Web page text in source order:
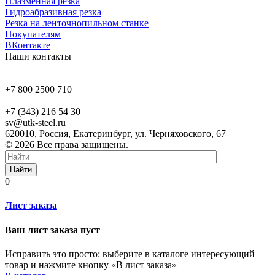
Гидроабразивная резка
Резка на ленточнопильном станке
Покупателям
ВКонтакте
Наши контакты
+7 800 2500 710
+7 (343) 216 54 30
sv@utk-steel.ru
620010, Россия, Екатеринбург, ул. Черняховского, 67
© 2026 Все права защищены.
Найти
0
Лист заказа
Ваш лист заказа пуст
Исправить это просто: выберите в каталоге интересующий
товар и нажмите кнопку «В лист заказа»